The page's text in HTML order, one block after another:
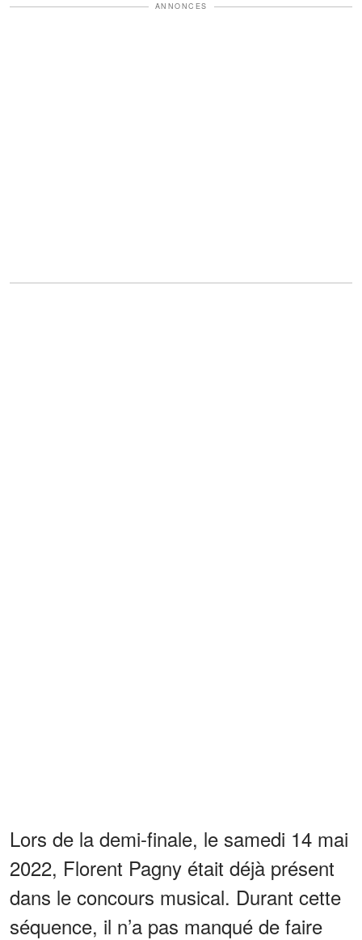
ANNONCES
Lors de la demi-finale, le samedi 14 mai
2022, Florent Pagny était déjà présent
dans le concours musical. Durant cette
séquence, il n’a pas manqué de faire